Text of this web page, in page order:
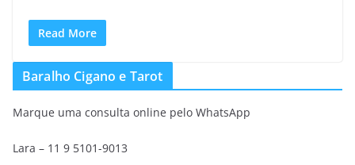
Read More
Baralho Cigano e Tarot
Marque uma consulta online pelo WhatsApp
Lara – 11 9 5101-9013